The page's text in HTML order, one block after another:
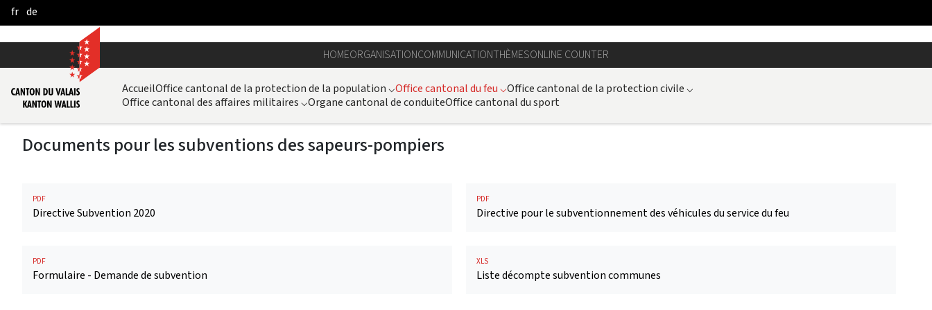
Skip to Main Content
fr de
HOMEORGANISATIONCOMMUNICATIONTHÈMESONLINE COUNTER
AccueilOffice cantonal de la protection de la population ⌵Office cantonal du feu ⌵Office cantonal de la protection civile ⌵
Office cantonal des affaires militaires ⌵Organe cantonal de conduiteOffice cantonal du sport
Documents pour les subventions des sapeurs-pompiers
PDF
Directive Subvention 2020
PDF
Directive pour le subventionnement des véhicules du service du feu
PDF
Formulaire - Demande de subvention
XLS
Liste décompte subvention communes